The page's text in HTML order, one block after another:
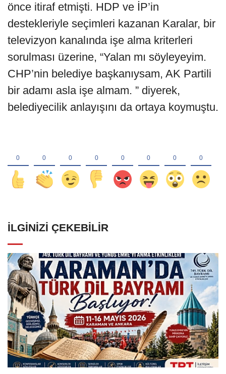
önce itiraf etmişti. HDP ve İP’in
destekleriyle seçimleri kazanan Karalar, bir
televizyon kanalında işe alma kriterleri
sorulması üzerine, “Yalan mı söyleyeyim.
CHP’nin belediye başkanıysam, AK Partili
bir adamı asla işe almam. ” diyerek,
belediyecilik anlayışını da ortaya koymuştu.
İLGINIZI ÇEKEBILIR